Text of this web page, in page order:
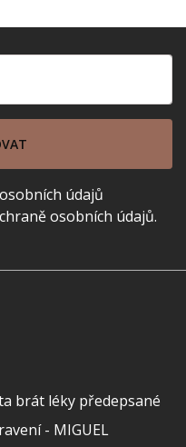
údajů
osobních údajů.
brát léky předepsané
- MIGUEL